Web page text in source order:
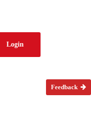
Login
Feedback